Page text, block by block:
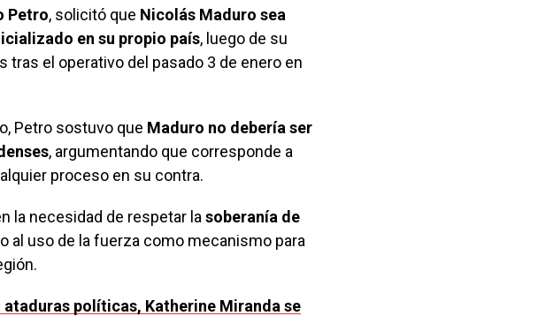
Petro, solicitó que Nicolás Maduro sea
en su propio país, luego de su
tras el operativo del pasado 3 de enero en
Petro sostuvo que Maduro no debería ser
, argumentando que corresponde a
proceso en su contra.
la necesidad de respetar lasoberanía de
al uso de la fuerza como mecanismo para
ataduras políticas, Katherine Miranda se